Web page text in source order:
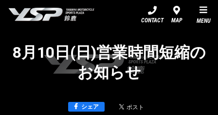
CONTACT MAP MENU
8月10日(日)営業時間短縮の
お知らせ
シェア